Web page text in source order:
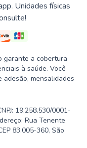
Unidades físicas
garante a cobertura
à saúde. Você
adesão, mensalidades
19.258.530/0001-
Rua Tenente
83.005-360, São